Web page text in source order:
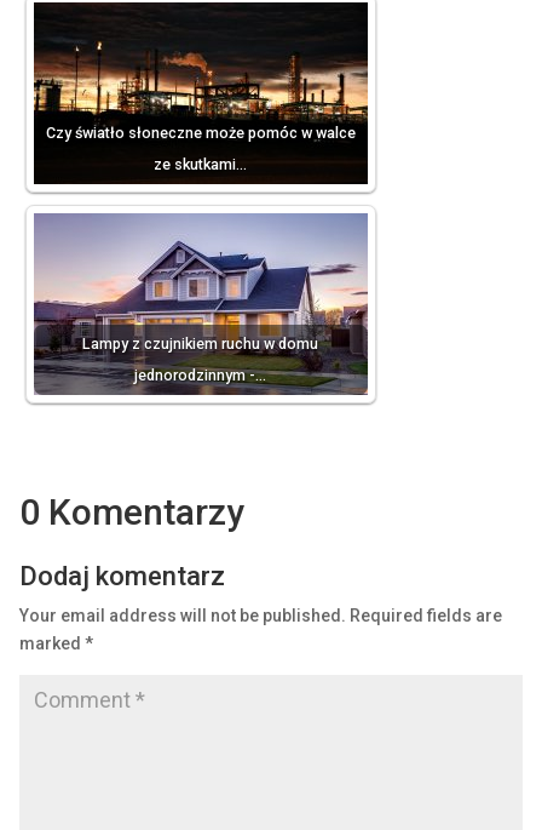
Czy światło słoneczne może pomóc w walce
ze skutkami…
Lampy z czujnikiem ruchu w domu
jednorodzinnym -…
0 Komentarzy
Dodaj komentarz
Your email address will not be published. Required fields are
marked *